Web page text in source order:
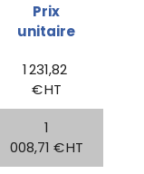
Prix
unitaire
1 231,82
€ HT
1
008,71 € HT